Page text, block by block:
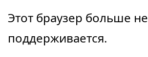
Пропустить
перейти
Этот браузер больше не
поддерживается.